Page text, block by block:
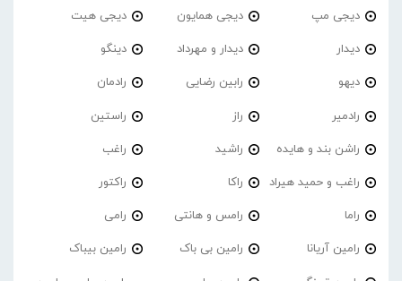
دیجی مپ دیجی همایون دیجی هیت
دیدار دیدار و مهرداد دینگو
دیهو رابین رضایی رادمان
رادمیر راز راستین
راشن بند و هایده راشید راغب
راغب و حمید هیراد راکا راکتور
راما رامس و هانتی رامی
رامین آریانا رامین بی باک رامین بیباک